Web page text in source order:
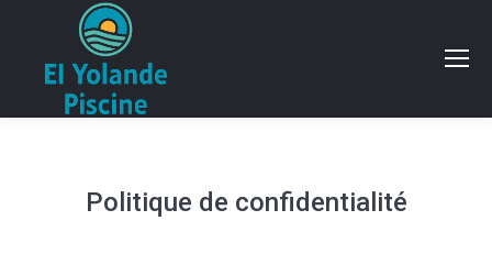
Politique de confidentialité